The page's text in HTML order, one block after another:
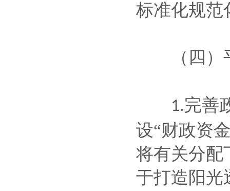
标准化规范
（四）
1.完善
设“财政资
将有关分配
于打造阳光